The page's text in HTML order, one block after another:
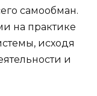
самообман.
на практике
исходя
и